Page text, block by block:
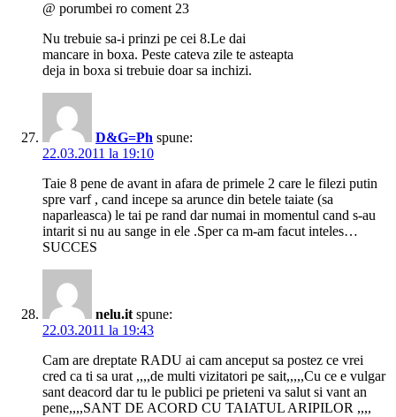
@ porumbei ro coment 23
Nu trebuie sa-i prinzi pe cei 8.Le dai
mancare in boxa. Peste cateva zile te asteapta
deja in boxa si trebuie doar sa inchizi.
D&G=Ph spune:
22.03.2011 la 19:10
Taie 8 pene de avant in afara de primele 2 care le filezi putin
spre varf , cand incepe sa arunce din betele taiate (sa
naparleasca) le tai pe rand dar numai in momentul cand s-au
intarit si nu au sange in ele .Sper ca m-am facut inteles…
SUCCES
nelu.it spune:
22.03.2011 la 19:43
Cam are dreptate RADU ai cam anceput sa postez ce vrei
cred ca ti sa urat ,,,,de multi vizitatori pe sait,,,,,Cu ce e vulgar
sant deacord dar tu le publici pe prieteni va salut si vant an
pene,,,,SANT DE ACORD CU TAIATUL ARIPILOR ,,,,